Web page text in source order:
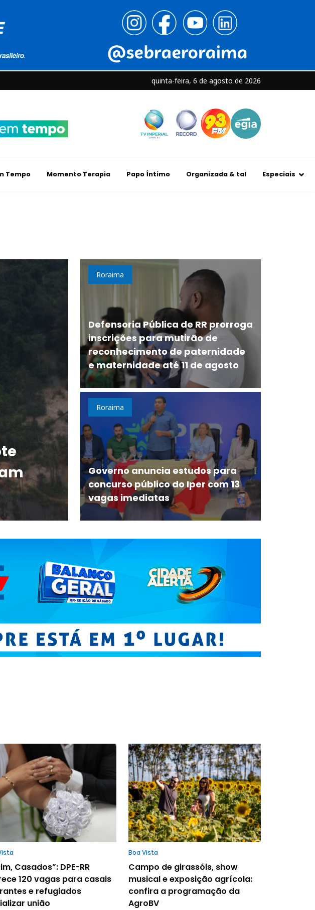
quinta-feira, 6 de agosto de 2026
Tempo Momento Terapia Papo Íntimo Organizada & tal Especiais
Roraima
Defensoria Pública de RR prorroga
inscrições para mutirão de
reconhecimento de paternidade
e maternidade até 11 de agosto
Roraima
Governo anuncia estudos para
concurso público do Iper com 13
vagas imediatas
Casados”: DPE-RR
120 vagas para casais
e refugiados
união
Boa Vista
Campo de girassóis, show
musical e exposição agrícola:
confira a programação da
AgroBV